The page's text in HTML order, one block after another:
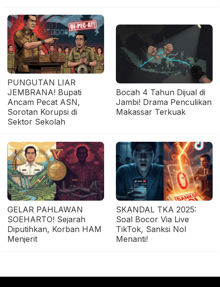
PUNGUTAN LIAR
JEMBRANA! Bupati
Ancam Pecat ASN,
Sorotan Korupsi di
Sektor Sekolah
Bocah 4 Tahun Dijual di
Jambi! Drama Penculikan
Makassar Terkuak
GELAR PAHLAWAN
SOEHARTO! Sejarah
Diputihkan, Korban HAM
Menjerit
SKANDAL TKA 2025:
Soal Bocor Via Live
TikTok, Sanksi Nol
Menanti!